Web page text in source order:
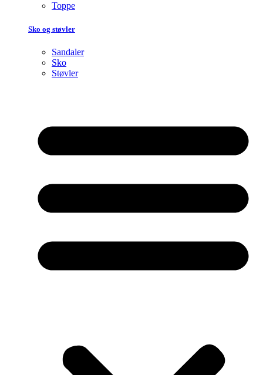
Toppe
Sko og støvler
Sandaler
Sko
Støvler